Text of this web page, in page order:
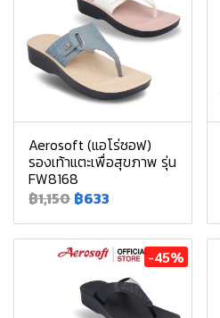
Aerosoft (แอโร่ซอฟ)
รองเท้าแตะเพื่อสุขภาพ รุ่น
FW8168
฿1,150 ฿633
-45%